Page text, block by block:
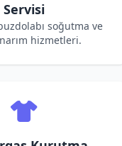
Servisi
soğutma ve
hizmetleri.